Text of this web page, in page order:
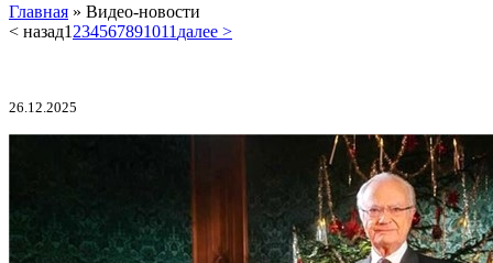
Главная » Видео-новости
< назад1 234567891011 далее >
26.12.2025